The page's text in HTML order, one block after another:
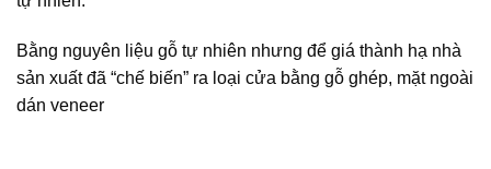
Bằng nguyên liệu gỗ tự nhiên nhưng để giá thành hạ nhà
sản xuất đã “chế biến” ra loại cửa bằng gỗ ghép, mặt ngoài
dán veneer